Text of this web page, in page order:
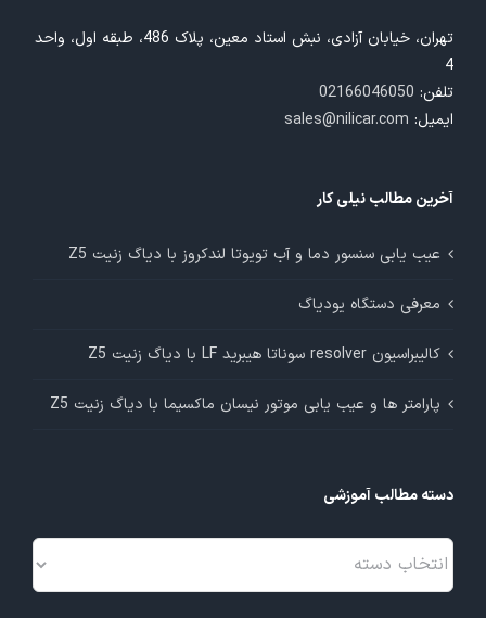
تهران، خیابان آزادی، نبش استاد معین، پلاک 486، طبقه اول، واحد
4
تلفن: 02166046050
ایمیل: sales@nilicar.com
آخرین مطالب نیلی کار
عیب یابی سنسور دما و آب تویوتا لندکروز با دیاگ زنیت Z5
معرفی دستگاه یودیاگ
کالیبراسیون resolver سوناتا هیبرید LF با دیاگ زنیت Z5
پارامتر ها و عیب یابی موتور نیسان ماکسیما با دیاگ زنیت Z5
دسته مطالب آموزشی
دسته